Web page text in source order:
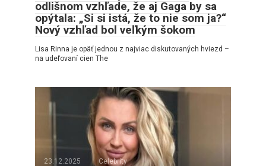
odlišnom vzhľade, že aj Gaga by sa
opýtala: „Si si istá, že to nie som ja?“
Nový vzhľad bol veľkým šokom
Lisa Rinna je opäť jednou z najviac diskutovaných hviezd –
na udeľovaní cien The
23.12.2025 Celebrity